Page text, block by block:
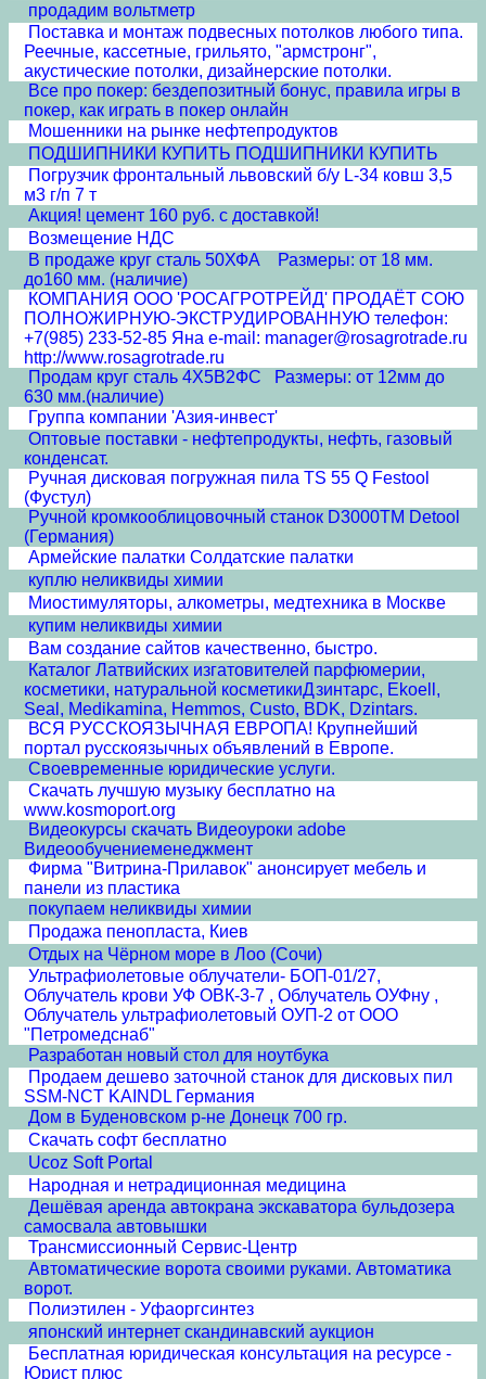
продадим вольтметр
Поставка и монтаж подвесных потолков любого типа.
Реечные, кассетные, грильято, "армстронг",
акустические потолки, дизайнерские потолки.
Все про покер: бездепозитный бонус, правила игры в
покер, как играть в покер онлайн
Мошенники на рынке нефтепродуктов
ПОДШИПНИКИ КУПИТЬ ПОДШИПНИКИ КУПИТЬ
Погрузчик фронтальный львовский б/у L-34 ковш 3,5
м3 г/п 7 т
Акция! цемент 160 руб. с доставкой!
Возмещение НДС
В продаже круг сталь 50ХФА Размеры: от 18 мм.
до160 мм. (наличие)
КОМПАНИЯ ООО 'РОСАГРОТРЕЙД' ПРОДАЁТ СОЮ
ПОЛНОЖИРНУЮ-ЭКСТРУДИРОВАННУЮ телефон:
+7(985) 233-52-85 Яна e-mail: manager@rosagrotrade.ru
http://www.rosagrotrade.ru
Продам круг сталь 4Х5В2ФС Размеры: от 12мм до
630 мм.(наличие)
Группа компании 'Азия-инвест'
Оптовые поставки - нефтепродукты, нефть, газовый
конденсат.
Ручная дисковая погружная пила TS 55 Q Festool
(Фустул)
Ручной кромкооблицовочный станок D3000TM Detool
(Германия)
Армейские палатки Солдатские палатки
куплю неликвиды химии
Миостимуляторы, алкометры, медтехника в Москве
купим неликвиды химии
Вам создание сайтов качественно, быстро.
Каталог Латвийских изгатовителей парфюмерии,
косметики, натуральной косметикиДзинтарс, Ekoell,
Seal, Medikamina, Hemmos, Custo, BDK, Dzintars.
ВСЯ РУССКОЯЗЫЧНАЯ ЕВРОПА! Крупнейший
портал русскоязычных объявлений в Европе.
Своевременные юридические услуги.
Скачать лучшую музыку бесплатно на
www.kosmoport.org
Видеокурсы скачать Видеоуроки adobe
Видеообучениеменеджмент
Фирма "Витрина-Прилавок" анонсирует мебель и
панели из пластика
покупаем неликвиды химии
Продажа пенопласта, Киев
Отдых на Чёрном море в Лоо (Сочи)
Ультрафиолетовые облучатели- БОП-01/27,
Облучатель крови УФ ОВК-3-7 , Облучатель ОУФну ,
Облучатель ультрафиолетовый ОУП-2 от ООО
"Петромедснаб"
Разработан новый стол для ноутбука
Продаем дешево заточной станок для дисковых пил
SSM-NCT KAINDL Германия
Дом в Буденовском р-не Донецк 700 гр.
Скачать софт бесплатно
Ucoz Soft Portal
Народная и нетрадиционная медицина
Дешёвая аренда автокрана экскаватора бульдозера
самосвала автовышки
Трансмиссионный Сервис-Центр
Автоматические ворота своими руками. Автоматика
ворот.
Полиэтилен - Уфаоргсинтез
японский интернет скандинавский аукцион
Бесплатная юридическая консультация на ресурсе -
Юрист плюс